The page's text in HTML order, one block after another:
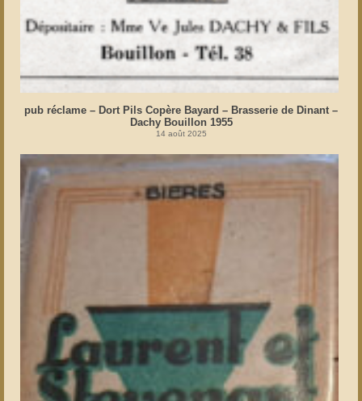
pub réclame – Dort Pils Copère Bayard – Brasserie de Dinant –
Dachy Bouillon 1955
14 août 2025